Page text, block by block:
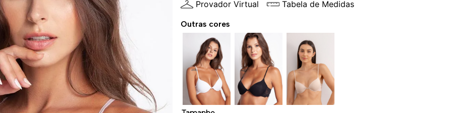
Provador Virtual Tabela de Medidas
Outras cores
º hot pants
8º compact